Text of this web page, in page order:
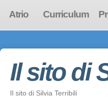
Atrio Curriculum
Il sito di
Il sito di Silvia Terribili